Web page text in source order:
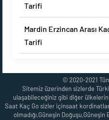
Tarifi
Mardin Erzincan Arası
Tarifi
© 2020-2021
Sitemiz üzerinden sizlerde
ulaşabileceğiniz gibi diğer
Saat Kaç Go sizler içinsaat
olmadığı,Güneşin